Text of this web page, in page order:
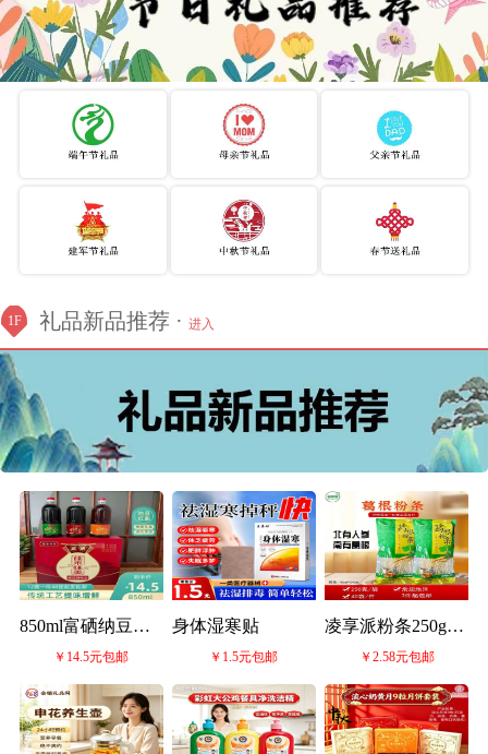
1F 礼品新品推荐 · 进入
850ml富硒纳豆红
曲酱油醋料酒礼盒
￥14.5元包邮
身体湿寒贴
￥1.5元包邮
凌享派粉条250g-
￥2.58元包邮